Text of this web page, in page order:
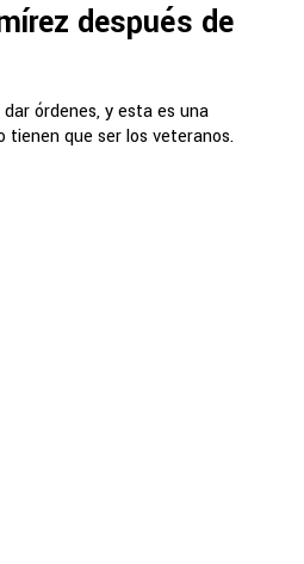
después de
órdenes, y esta es una
tienen que ser los veteranos.